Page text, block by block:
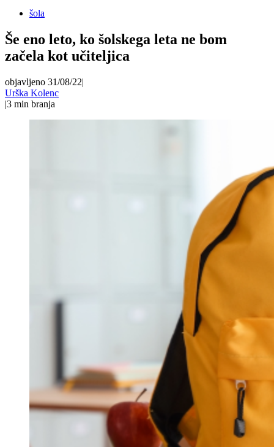
šola
Še eno leto, ko šolskega leta ne bom
začela kot učiteljica
objavljeno 31/08/22|
Urška Kolenc
|3 min branja